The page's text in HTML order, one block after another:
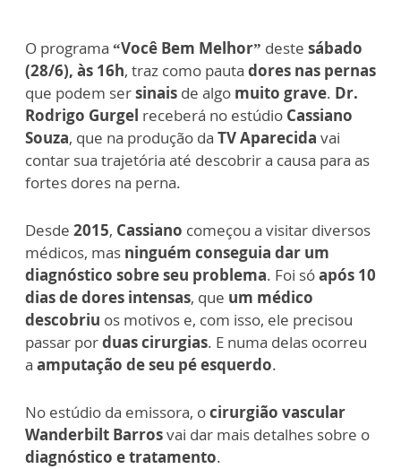
O programa “Você Bem Melhor” deste sábado
(28/6), às 16h, traz como pauta dores nas pernas
que podem sersinais de algo muito grave. Dr.
Rodrigo Gurgel receberá no estúdio Cassiano
Souza, que na produção da TV Aparecida vai
contar sua trajetória até descobrir a causa para as
fortes dores na perna.
Desde 2015, Cassiano começou a visitar diversos
médicos, mas ninguém conseguia dar um
diagnóstico sobre seu problema. Foi sóapós 10
dias de dores intensas, que um médico
descobriu os motivos e, com isso, ele precisou
passar porduas cirurgias. E numa delas ocorreu
a amputação de seu pé esquerdo.
No estúdio da emissora, ocirurgião vascular
Wanderbilt Barrosvai dar mais detalhes sobre o
diagnóstico e tratamento.